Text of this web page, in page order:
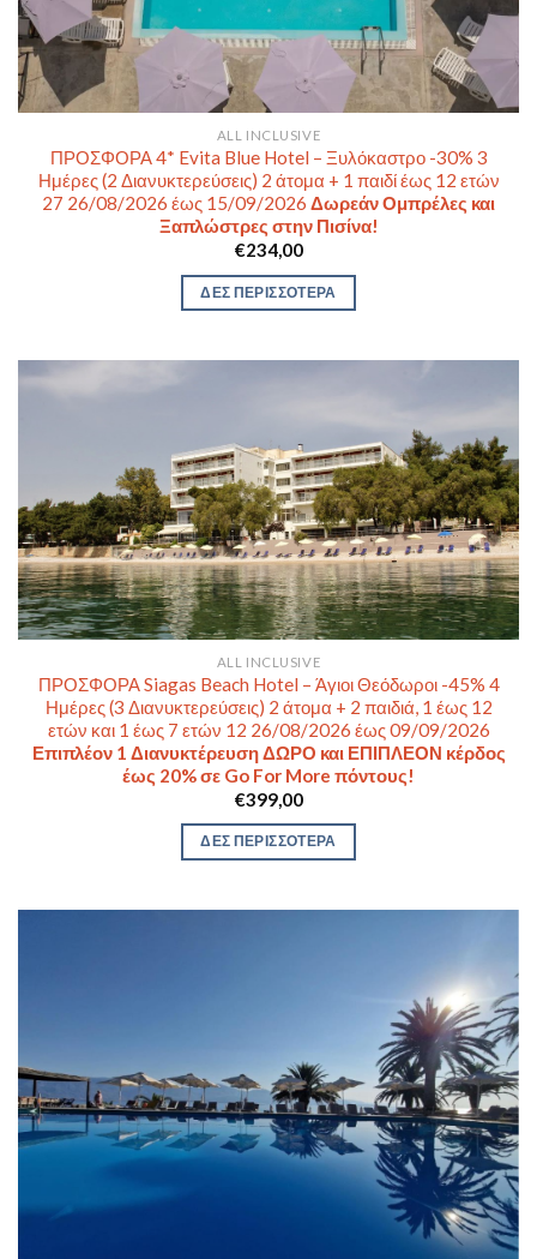
ALL INCLUSIVE
ΠΡΟΣΦΟΡΑ 4* Evita Blue Hotel – Ξυλόκαστρο -30% 3
Ημέρες (2 Διανυκτερεύσεις) 2 άτομα + 1 παιδί έως 12 ετών
27 26/08/2026 έως 15/09/2026 Δωρεάν Ομπρέλες και
Ξαπλώστρες στην Πισίνα!
€234,00
ΔΕΣ ΠΕΡΙΣΣΟΤΕΡΑ
ALL INCLUSIVE
ΠΡΟΣΦΟΡΑ Siagas Beach Hotel – Άγιοι Θεόδωροι -45% 4
Ημέρες (3 Διανυκτερεύσεις) 2 άτομα + 2 παιδιά, 1 έως 12
ετών και 1 έως 7 ετών 12 26/08/2026 έως 09/09/2026
Επιπλέον 1 Διανυκτέρευση ΔΩΡΟ και ΕΠΙΠΛΕΟΝ κέρδος
έως 20% σε Go For More πόντους!
€399,00
ΔΕΣ ΠΕΡΙΣΣΟΤΕΡΑ